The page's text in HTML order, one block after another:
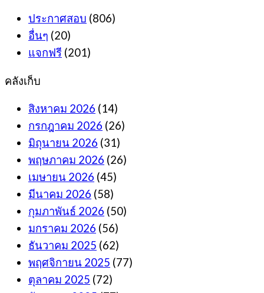
ประกาศสอบ (806)
อื่นๆ (20)
แจกฟรี (201)
คลังเก็บ
สิงหาคม 2026 (14)
กรกฎาคม 2026 (26)
มิถุนายน 2026 (31)
พฤษภาคม 2026 (26)
เมษายน 2026 (45)
มีนาคม 2026 (58)
กุมภาพันธ์ 2026 (50)
มกราคม 2026 (56)
ธันวาคม 2025 (62)
พฤศจิกายน 2025 (77)
ตุลาคม 2025 (72)